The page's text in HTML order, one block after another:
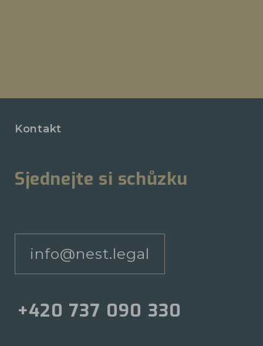
Kontakt
Sjednejte si schůzku
info@nest.legal
+420 737 090 330